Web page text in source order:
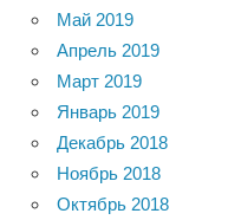
Май 2019
Апрель 2019
Март 2019
Январь 2019
Декабрь 2018
Ноябрь 2018
Октябрь 2018